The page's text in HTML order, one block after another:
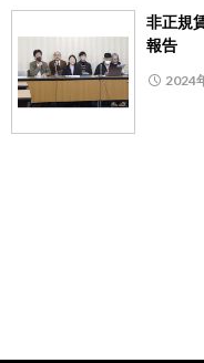
非正規
報告
2024